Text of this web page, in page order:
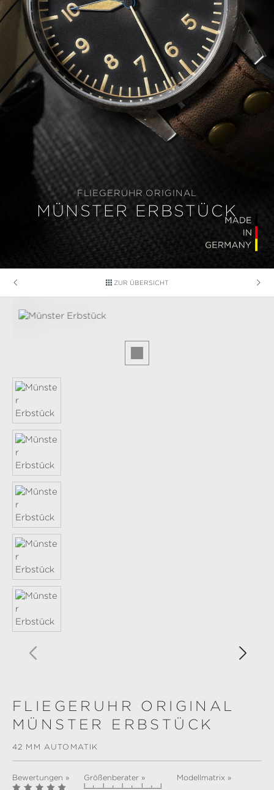
FLIEGERUHR ORIGINAL
MÜNSTER ERBSTÜCK
ZUR ÜBERSICHT
FLIEGERUHR ORIGINAL
MÜNSTER ERBSTÜCK
42 MM AUTOMATIK
Bewertungen » Größenberater » Modellmatrix »